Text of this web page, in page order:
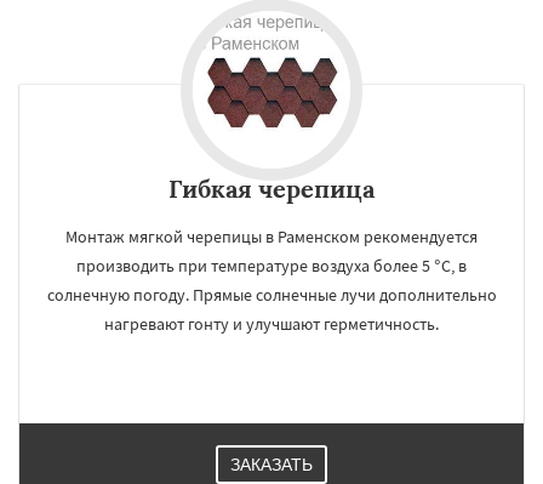
Гибкая черепица
Монтаж мягкой черепицы в Раменском рекомендуется
производить при температуре воздуха более 5 °C, в
солнечную погоду. Прямые солнечные лучи дополнительно
нагревают гонту и улучшают герметичность.
ЗАКАЗАТЬ